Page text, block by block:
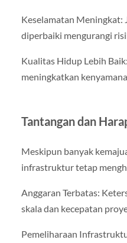
Keselamatan Meningkat:
diperbaiki mengurangi
Kualitas Hidup Lebih
meningkatkan
Tantangan dan
Meskipun banyak
infrastruktur tetap
Anggaran Terbatas:
skala dan kecepatan
Pemeliharaan